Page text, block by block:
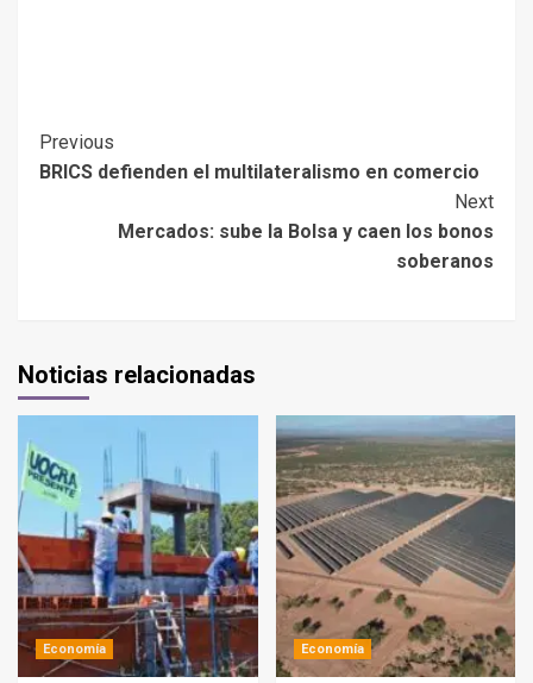
Previous
BRICS defienden el multilateralismo en comercio
Next
Mercados: sube la Bolsa y caen los bonos
soberanos
Noticias relacionadas
Economía Economía